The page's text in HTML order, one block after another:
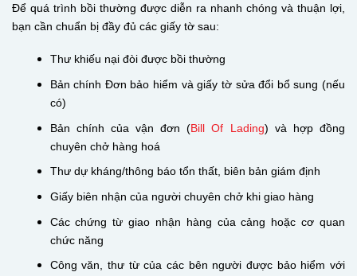
Để quá trình bồi thường được diễn ra nhanh chóng và thuận lợi,
bạn cần chuẩn bị đầy đủ các giấy tờ sau:
Thư khiếu nại đòi được bồi thường
Bản chính Đơn bảo hiểm và giấy tờ sửa đổi bổ sung (nếu
có)
Bản chính của vận đơn (Bill Of Lading) và hợp đồng
chuyên chở hàng hoá
Thư dự kháng/thông báo tổn thất, biên bản giám định
Giấy biên nhận của người chuyên chở khi giao hàng
Các chứng từ giao nhận hàng của cảng hoặc cơ quan
chức năng
Công văn, thư từ của các bên người được bảo hiểm với